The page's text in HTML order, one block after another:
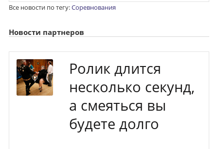
Все новости по тегу:Соревнования
Новости партнеров
Ролик длится
несколько секунд,
а смеяться вы
будете долго